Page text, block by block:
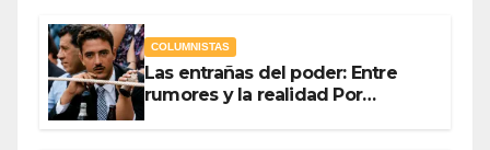
COLUMNISTAS
Las entrañas del poder: Entre
rumores y la realidad Por